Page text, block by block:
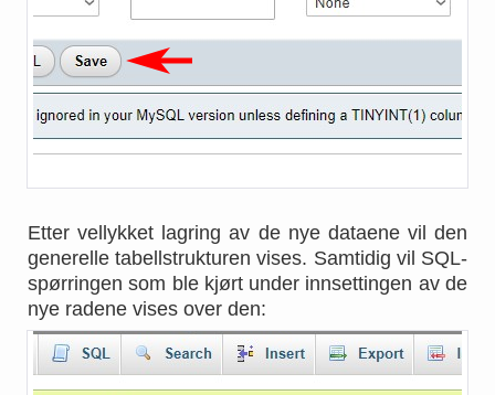
Etter vellykket lagring av de nye dataene vil den
generelle tabellstrukturen vises. Samtidig vil SQL-
spørringen som ble kjørt under innsettingen av de
nye radene vises over den: